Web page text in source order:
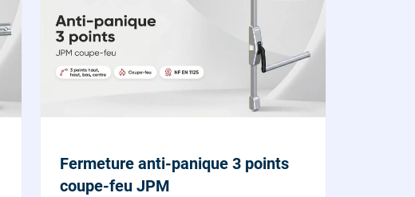
Fermeture anti-panique 3 points
coupe-feu JPM